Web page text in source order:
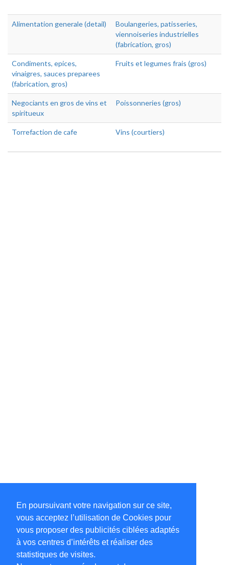
En poursuivant votre navigation sur ce site,
vous acceptez l’utilisation de Cookies pour
vous proposer des publicités ciblées adaptés
à vos centres d’intérêts et réaliser des
statistiques de visites.
Alimentation generale (detail)
Boulangeries, patisseries,
viennoiseries industrielles
(fabrication, gros)
Condiments, epices,
vinaigres, sauces preparees
(fabrication, gros)
Fruits et legumes frais (gros)
Negociants en gros de vins et
spiritueux
Poissonneries (gros)
Torrefaction de cafe Vins (courtiers)